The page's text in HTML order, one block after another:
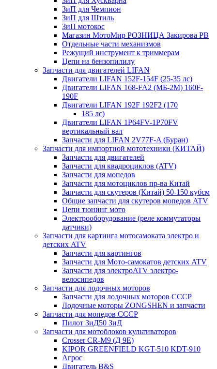
ЗиП для Чемпион
ЗиП для Штиль
ЗиП мотокос
Магазин МотоМир РОЗНИЦА Закирова РВ
Отдельные части механизмов
Режущий инструмент к триммерам
Цепи на бензопилилу
Запчасти для двигателей LIFAN
Двигатели LIFAN 152F-154F (25-35 лс)
Двигатели LIFAN 168-FA2 (МБ-2М) 160F-
190F
Двигатели LIFAN 192F 192F2 (170
185 лс)
Двигатели LIFAN 1Р64FV-1Р70FV
вертикальный вал
Запчасти для LIFAN 2V77F-A (Буран)
Запчасти для импортной мототехники (КИТАЙ)
Запчасти для двигателей
Запчасти для квадроциклов (ATV)
Запчасти для мопедов
Запчасти для мотоциклов пр-ва Китай
Запчасти для скутеров (Китай) 50-150 кубсм
Общие запчасти для скутеров мопедов ATV
Цепи тюнинг мото
Электрооборудование (реле коммутаторы
датчики)
Запчасти для картинга мотосамоката электро и
детских ATV
Запчасти для картингов
Запчасти для Мото-самокатов детских ATV
Запчасти для электроATV электро-
велосипедов
Запчасти для лодочных моторов
Запчасти для лодочных моторов СССР
Лодочные моторы ZONGSHEN и запчасти
Запчасти для мопедов СССР
Пилот ЗиД50 ЗиД
Запчасти для мотоблоков культиваторов
Crosser CR-M9 (Д 9Е)
KIPOR GREENFIELD KGT-510 KDT-910
Агрос
Двигатель B&S